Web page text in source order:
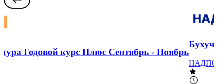
Годовой курс Плюс Сентябрь - Ноябрь
НАДПО